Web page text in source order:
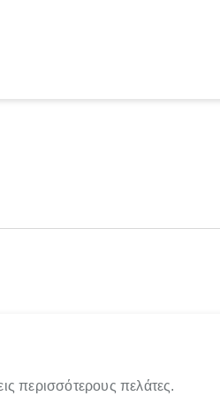
περισσότερους πελάτες.